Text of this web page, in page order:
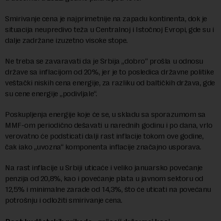
Smirivanje cena je najprimetnije na zapadu kontinenta, dok je
situacija neupredivo teža u Centralnoj i Istočnoj Evropi, gde su i
dalje zadržane izuzetno visoke stope.
Ne treba se zavaravati da je Srbija „dobro“ prošla u odnosu
države sa inflacijom od 20%, jer je to posledica državne politike
veštački niskih cena energije, za razliku od baltičkih država, gde
su cene energije „podivljale“.
Poskupljenja energije koje će se, u skladu sa sporazumom sa
MMF-om periodično dešavati u narednih godinu i po dana, vrlo
verovatno će podsticati dalji rast inflacije tokom ove godine,
čak iako „uvozna“ komponenta inflacije značajno usporava.
Na rast inflacije u Srbiji uticaće i veliko januarsko povećanje
penzija od 20,8%, kao i povećanje plata u javnom sektoru od
12,5% i minimalne zarade od 14,3%, što će uticati na povećanu
potrošnju i odložiti smirivanje cena.